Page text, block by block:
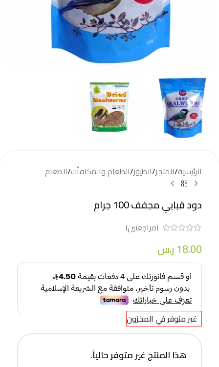
الرئيسية/المتجر/الطيور/الطعام والمكافأت/الطعام
دود قبابي مجفف 100 جرام
(مراجعتين)
18.00 ر.س
غير متوفر في المخزون
هذا المنتج غير متوفر حالياً.